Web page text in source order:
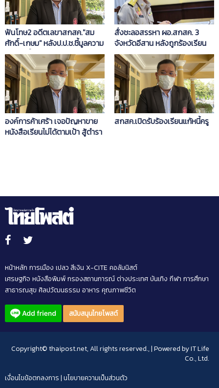
ฟันโทษ2 อดีตเลขาสกสค."สม
ศักดิ์-เกษม" หลังป.ป.ช.ชี้มูลความ
ผิด คดีตั๋วสัญญาใช้เงินบ.บิล
เลี่ยนฯ
สั่งชะลอสรรหา ผอ.สกสค. 3
จังหวัดอีสาน หลังถูกร้องเรียน
ไม่โปร่งใส
องค์การค้าเศร้า เจอปัญหาขาย
หนังสือเรียนไม่ได้ตามเป้า สู้ตำรา
สกสค.เปิดรับร้องเรียนแก้หนี้ครู
หน้าหลัก การเมือง เปลว สีเงิน X-CITE คอลัมนิสต์
เศรษฐกิจ หนังสือพิมพ์กรองสถานการณ์ต่างประเทศบันเทิง กีฬา การศึกษา
สาธารณสุข ศิลปวัฒนธรรม อาหาร คุณภาพชีวิต
สนับสนุนไทยโพสต์
Copyright© thaipost.net, All rights reserved., | Powered byIT Life
Co., Ltd.
เงื่อนไขข้อตกลงการ|นโยบายความเป็นส่วนตัว